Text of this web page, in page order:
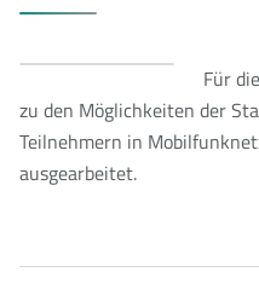
Für
zu den Möglichkeiten der
Teilnehmern in
ausgearbeitet.